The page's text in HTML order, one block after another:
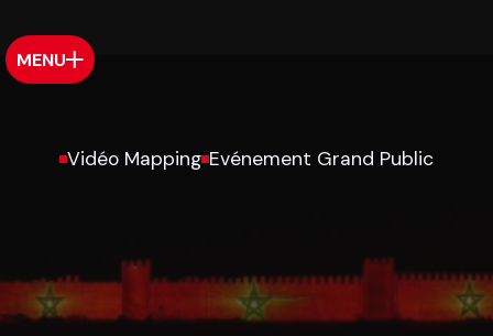
MENU
Vidéo Mapping Evénement Grand Public